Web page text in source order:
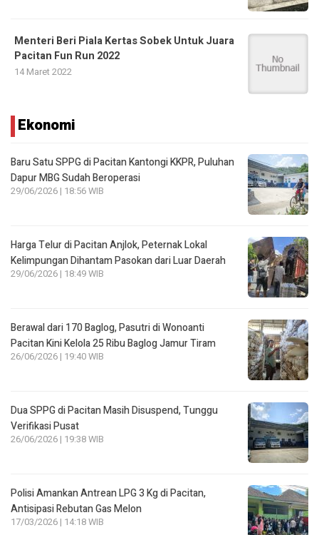
Menteri Beri Piala Kertas Sobek Untuk Juara
Pacitan Fun Run 2022
14 Maret 2022
Ekonomi
Baru Satu SPPG di Pacitan Kantongi KKPR, Puluhan
Dapur MBG Sudah Beroperasi
29/06/2026 | 18:56 WIB
Harga Telur di Pacitan Anjlok, Peternak Lokal
Kelimpungan Dihantam Pasokan dari Luar Daerah
29/06/2026 | 18:49 WIB
Berawal dari 170 Baglog, Pasutri di Wonoanti
Pacitan Kini Kelola 25 Ribu Baglog Jamur Tiram
26/06/2026 | 19:40 WIB
Dua SPPG di Pacitan Masih Disuspend, Tunggu
Verifikasi Pusat
26/06/2026 | 19:38 WIB
Polisi Amankan Antrean LPG 3 Kg di Pacitan,
Antisipasi Rebutan Gas Melon
17/03/2026 | 14:18 WIB